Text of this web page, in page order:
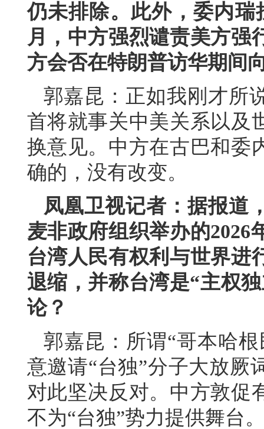
仍未排除。此外，委内
月，中方强烈谴责美方强
方会否在特朗普访华期间
郭嘉昆：正如我刚才所
首将就事关中美关系以及
换意见。中方在古巴和委
确的，没有改变。
凤凰卫视记者：据报道
麦非政府组织举办的2026
台湾人民有权利与世界进
退缩，并称台湾是“主权
论？
郭嘉昆：所谓“哥本哈
意邀请“台独”分子大放厥
对此坚决反对。中方敦促
不为“台独”势力提供舞台